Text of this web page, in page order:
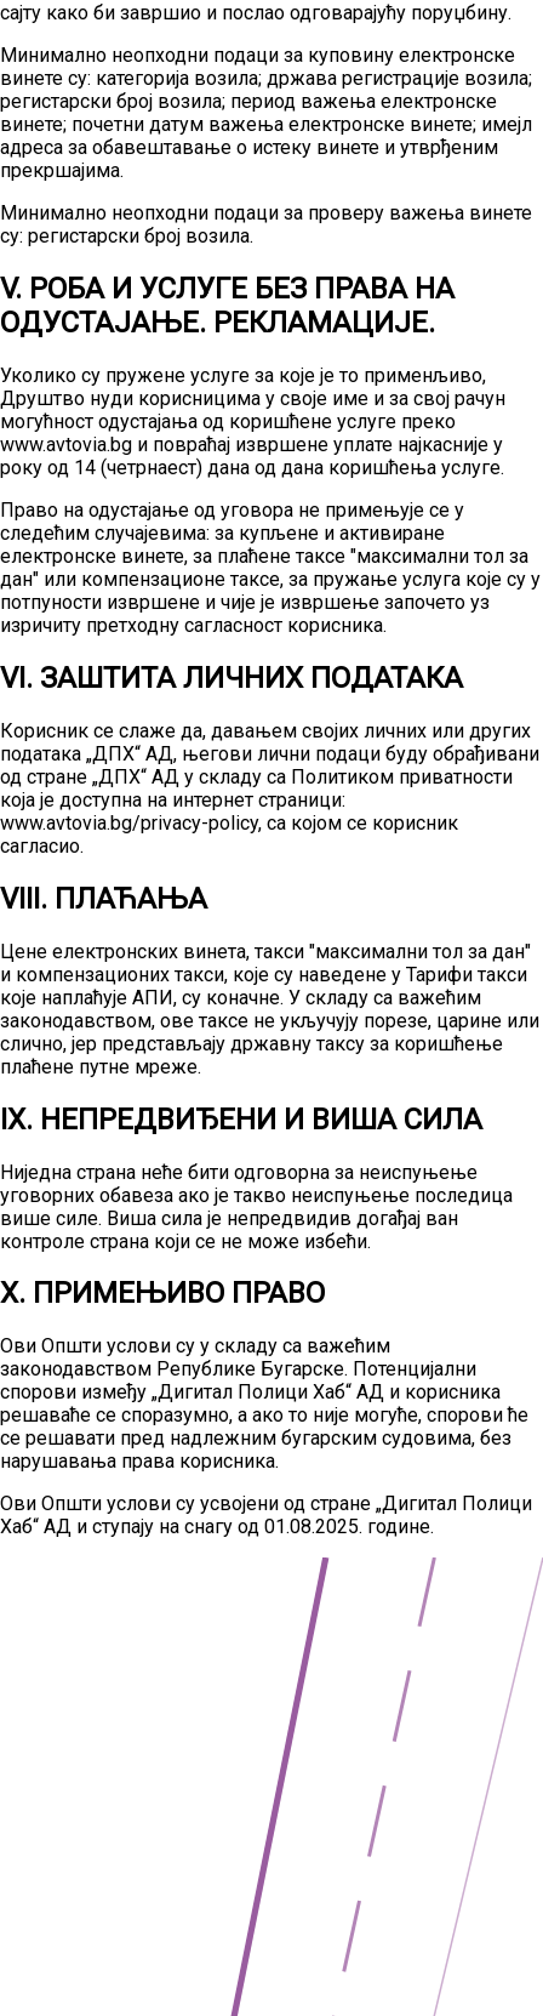
сајту како би завршио и послао одговарајућу поруџбину.
Минимално неопходни подаци за куповину електронске
винете су: категорија возила; држава регистрације возила;
регистарски број возила; период важења електронске
винете; почетни датум важења електронске винете; имејл
адреса за обавештавање о истеку винете и утврђеним
прекршајима.
Минимално неопходни подаци за проверу важења винете
су: регистарски број возила.
V. РОБА И УСЛУГЕ БЕЗ ПРАВА НА
ОДУСТАЈАЊЕ. РЕКЛАМАЦИЈЕ.
Уколико су пружене услуге за које је то применљиво,
Друштво нуди корисницима у своје име и за свој рачун
могућност одустајања од коришћене услуге преко
www.avtovia.bg и повраћај извршене уплате најкасније у
року од 14 (четрнаест) дана од дана коришћења услуге.
Право на одустајање од уговора не примењује се у
следећим случајевима: за купљене и активиране
електронске винете, за плаћене таксе "максимални тол за
дан" или компензационе таксе, за пружање услуга које су у
потпуности извршене и чије је извршење започето уз
изричиту претходну сагласност корисника.
VI. ЗАШТИТА ЛИЧНИХ ПОДАТАКА
Корисник се слаже да, давањем својих личних или других
података „ДПХ“ АД, његови лични подаци буду обрађивани
од стране „ДПХ“ АД у складу са Политиком приватности
која је доступна на интернет страници:
www.avtovia.bg/privacy-policy, са којом се корисник
сагласио.
VIII. ПЛАЋАЊА
Цене електронских винета, такси "максимални тол за дан"
и компензационих такси, које су наведене у Тарифи такси
које наплаћује АПИ, су коначне. У складу са важећим
законодавством, ове таксе не укључују порезе, царине или
слично, јер представљају државну таксу за коришћење
плаћене путне мреже.
IX. НЕПРЕДВИЂЕНИ И ВИША СИЛА
Ниједна страна неће бити одговорна за неиспуњење
уговорних обавеза ако је такво неиспуњење последица
више силе. Виша сила је непредвидив догађај ван
контроле страна који се не може избећи.
X. ПРИМЕЊИВО ПРАВО
Ови Општи услови су у складу са важећим
законодавством Републике Бугарске. Потенцијални
спорови између „Дигитал Полици Хаб“ АД и корисника
решаваће се споразумно, а ако то није могуће, спорови ће
се решавати пред надлежним бугарским судовима, без
нарушавања права корисника.
Ови Општи услови су усвојени од стране „Дигитал Полици
Хаб“ АД и ступају на снагу од 01.08.2025. године.